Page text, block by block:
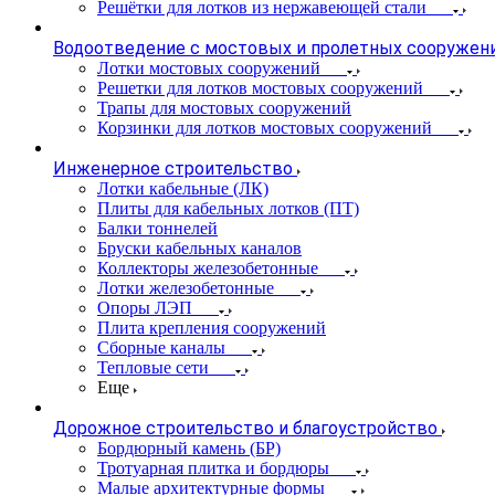
Решётки для лотков из нержавеющей стали
Водоотведение с мостовых и пролетных
Лотки мостовых сооружений
Решетки для лотков мостовых сооружений
Трапы для мостовых сооружений
Корзинки для лотков мостовых сооружений
Инженерное строительство
Лотки кабельные (ЛК)
Плиты для кабельных лотков (ПТ)
Балки тоннелей
Бруски кабельных каналов
Коллекторы железобетонные
Лотки железобетонные
Опоры ЛЭП
Плита крепления сооружений
Сборные каналы
Тепловые сети
Еще
Дорожное строительство и благоустройство
Бордюрный камень (БР)
Тротуарная плитка и бордюры
Малые архитектурные формы